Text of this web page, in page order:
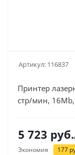
Артикул: 116837
Принтер
стр/мин, 16Mb,
5 723 руб.
Экономия 177